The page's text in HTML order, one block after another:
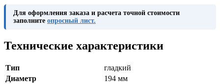
Для оформления заказа и расчета точной стоимости
заполните опросный лист.
Технические характеристики
Тип
гладкий
Диаметр
194 мм